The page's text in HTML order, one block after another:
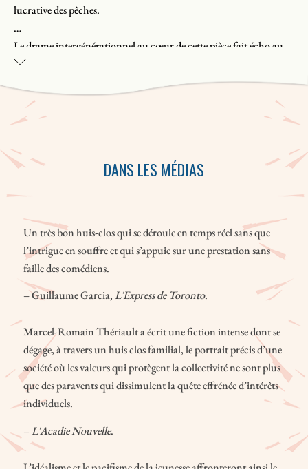
lucrative des pêches.
Le drame intergénérationnel au cœur de cette pièce fait écho au
chaos social qui sévit dans la Péninsule acadienne. Riche
propriétaire d’un crabier, Anthime Chiasson exige que son petit-
fils assume sa succession. Son fils Léo, à présent capitaine du
bateau, ne veut pas céder sa place. Coincé entre l’entêtement de
son idéalisme mis à mal.
DANS LES MÉDIAS
Un très bon huis-clos qui se déroule en temps réel sans que
l’intrigue en souffre et qui s’appuie sur une prestation sans
faille des comédiens.
– Guillaume Garcia,L'Express de Toronto.
Marcel-Romain Thériault a écrit une fiction intense dont se
dégage, à travers un huis clos familial, le portrait précis d’une
société où les valeurs qui protègent la collectivité ne sont plus
que des paravents qui dissimulent la quête effrénée d’intérêts
individuels.
–L'Acadie Nouvelle.